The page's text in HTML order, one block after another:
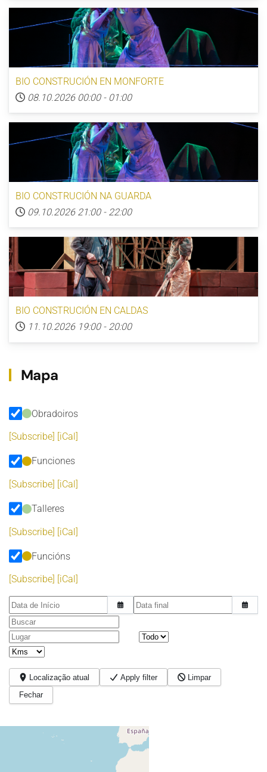
BIO CONSTRUCIÓN EN MONFORTE
08.10.2026 00:00 - 01:00
BIO CONSTRUCIÓN NA GUARDA
09.10.2026 21:00 - 22:00
BIO CONSTRUCIÓN EN CALDAS
11.10.2026 19:00 - 20:00
Mapa
Obradoiros
[Subscribe] [iCal]
Funciones
[Subscribe] [iCal]
Talleres
[Subscribe] [iCal]
Funcións
[Subscribe] [iCal]
Data de Início
Data final
Buscar
Lugar
Localização atual Apply filter
Limpar
Fechar